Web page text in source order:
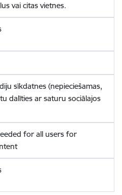
vai citas vietnes.
sīkdatnes (nepieciešamas,
dalīties ar saturu sociālajos
for all users for